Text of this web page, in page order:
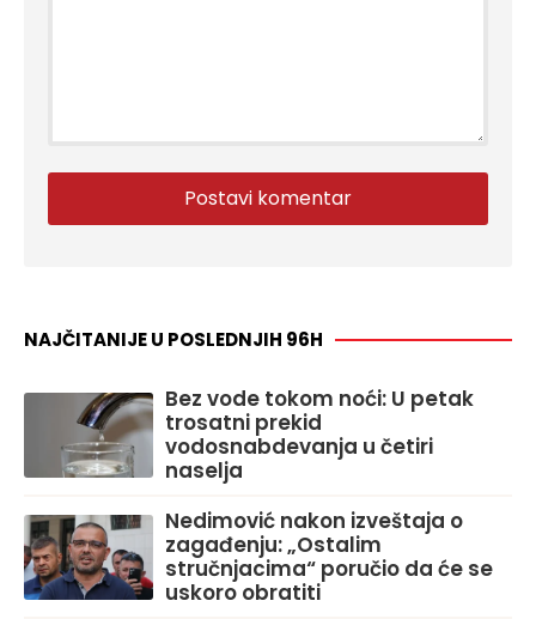
NAJČITANIJE U POSLEDNJIH 96H
Bez vode tokom noći: U petak
trosatni prekid
vodosnabdevanja u četiri
naselja
Nedimović nakon izveštaja o
zagađenju: „Ostalim
stručnjacima“ poručio da će se
uskoro obratiti